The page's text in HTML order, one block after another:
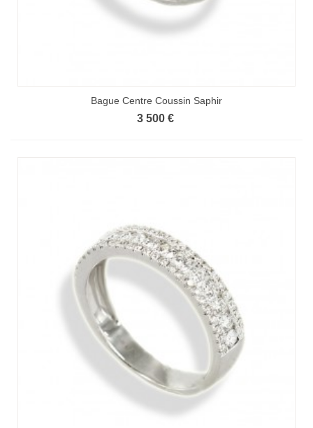
Bague Centre Coussin Saphir
3 500 €